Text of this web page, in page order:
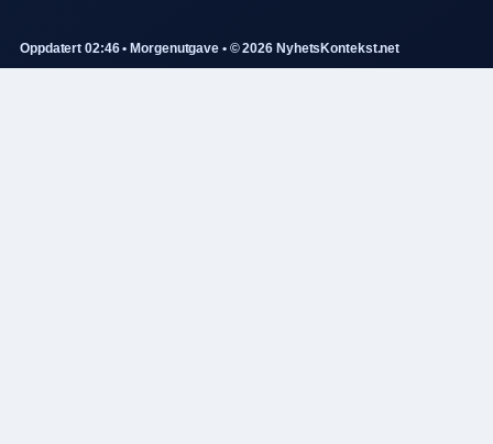
Oppdatert 02:46 • Morgenutgave • © 2026 NyhetsKontekst.net